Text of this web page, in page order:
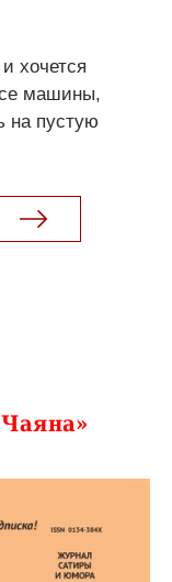
хочется
машины,
на пустую